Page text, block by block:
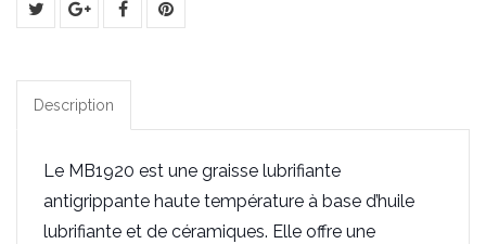
Description
Le MB1920 est une graisse lubrifiante
antigrippante haute température à base d’huile
lubrifiante et de céramiques. Elle offre une